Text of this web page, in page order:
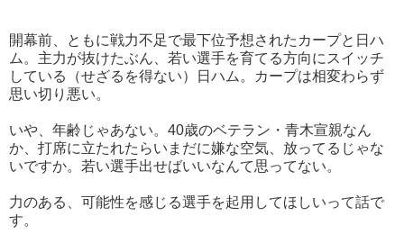
開幕前、ともに戦力不足で最下位予想されたカープと日ハ
ム。主力が抜けたぶん、若い選手を育てる方向にスイッチ
している（せざるを得ない）日ハム。カープは相変わらず
思い切り悪い。
いや、年齢じゃあない。40歳のベテラン・青木宣親なん
か、打席に立たれたらいまだに嫌な空気、放ってるじゃな
いですか。若い選手出せばいいなんて思ってない。
力のある、可能性を感じる選手を起用してほしいって話で
す。